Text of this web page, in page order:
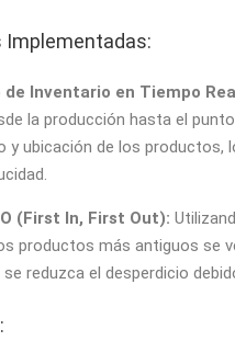
Implementadas:
Inventario en Tiempo
la producción hasta el
y ubicación de los productos,
(First In, First Out):
productos más antiguos se
reduzca el desperdicio